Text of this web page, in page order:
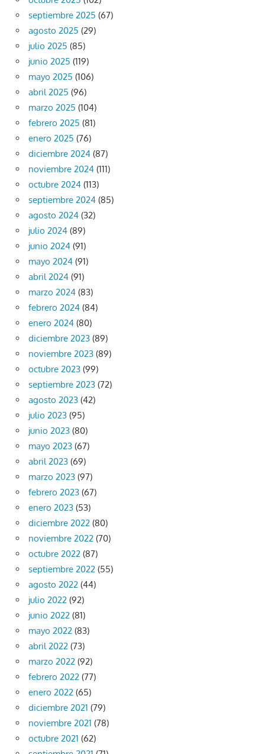
septiembre 2025 (67)
agosto 2025 (29)
julio 2025 (85)
junio 2025 (119)
mayo 2025 (106)
abril 2025 (96)
marzo 2025 (104)
febrero 2025 (81)
enero 2025 (76)
diciembre 2024 (87)
noviembre 2024 (111)
octubre 2024 (113)
septiembre 2024 (85)
agosto 2024 (32)
julio 2024 (89)
junio 2024 (91)
mayo 2024 (91)
abril 2024 (91)
marzo 2024 (83)
febrero 2024 (84)
enero 2024 (80)
diciembre 2023 (89)
noviembre 2023 (89)
octubre 2023 (99)
septiembre 2023 (72)
agosto 2023 (42)
julio 2023 (95)
junio 2023 (80)
mayo 2023 (67)
abril 2023 (69)
marzo 2023 (97)
febrero 2023 (67)
enero 2023 (53)
diciembre 2022 (80)
noviembre 2022 (70)
octubre 2022 (87)
septiembre 2022 (55)
agosto 2022 (44)
julio 2022 (92)
junio 2022 (81)
mayo 2022 (83)
abril 2022 (73)
marzo 2022 (92)
febrero 2022 (77)
enero 2022 (65)
diciembre 2021 (79)
noviembre 2021 (78)
octubre 2021 (62)